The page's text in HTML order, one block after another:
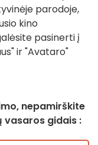
parodoje,
kino
pasinerti į
ir "Avataro"
nepamirškite
vasaros gidais :